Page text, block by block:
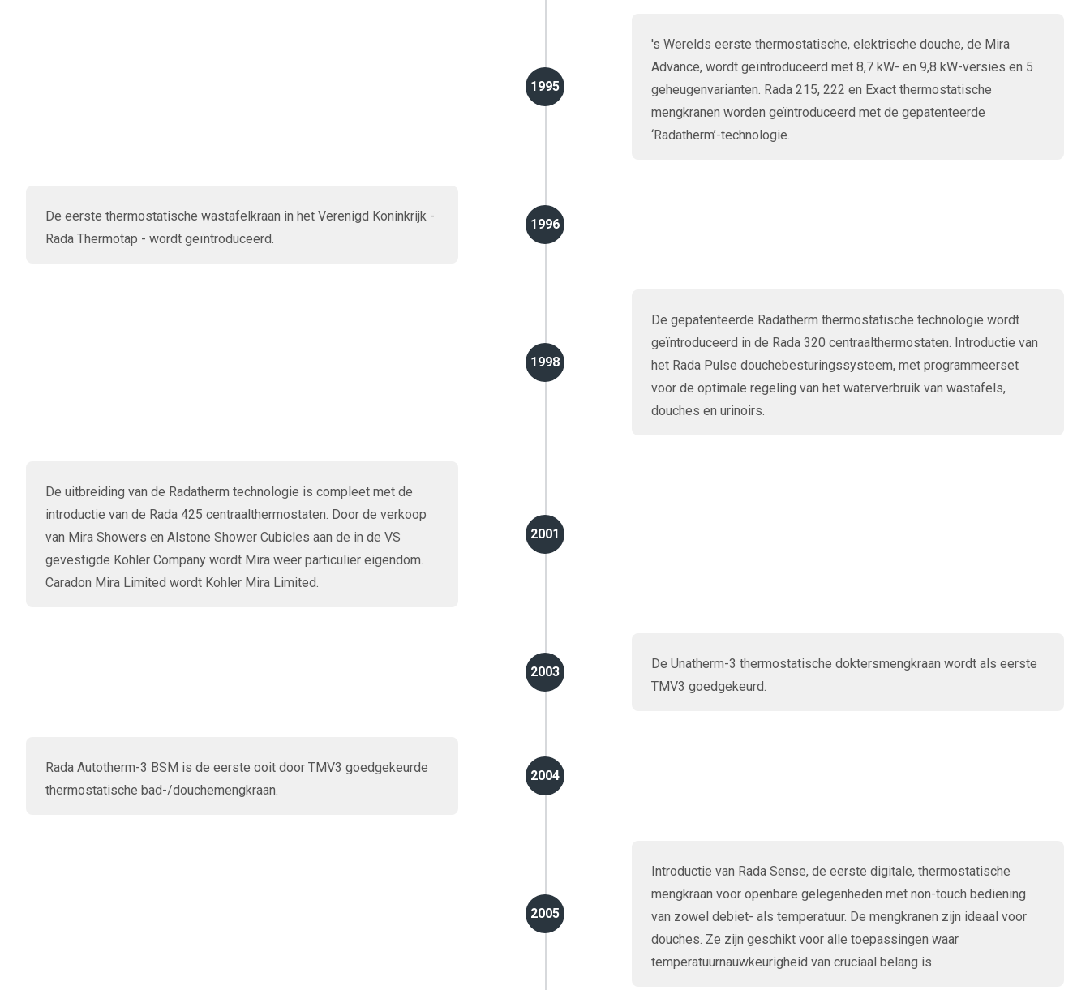
1995
's Werelds eerste thermostatische, elektrische douche, de Mira
Advance, wordt geïntroduceerd met 8,7 kW- en 9,8 kW-versies en 5
geheugenvarianten. Rada 215, 222 en Exact thermostatische
mengkranen worden geïntroduceerd met de gepatenteerde
‘Radatherm’-technologie.
1996
De eerste thermostatische wastafelkraan in het Verenigd Koninkrijk -
Rada Thermotap - wordt geïntroduceerd.
1998
De gepatenteerde Radatherm thermostatische technologie wordt
geïntroduceerd in de Rada 320 centraalthermostaten. Introductie van
het Rada Pulse douchebesturingssysteem, met programmeerset
voor de optimale regeling van het waterverbruik van wastafels,
douches en urinoirs.
2001
De uitbreiding van de Radatherm technologie is compleet met de
introductie van de Rada 425 centraalthermostaten. Door de verkoop
van Mira Showers en Alstone Shower Cubicles aan de in de VS
gevestigde Kohler Company wordt Mira weer particulier eigendom.
Caradon Mira Limited wordt Kohler Mira Limited.
2003
De Unatherm-3 thermostatische doktersmengkraan wordt als eerste
TMV3 goedgekeurd.
2004
Rada Autotherm-3 BSM is de eerste ooit door TMV3 goedgekeurde
thermostatische bad-/douchemengkraan.
2005
Introductie van Rada Sense, de eerste digitale, thermostatische
mengkraan voor openbare gelegenheden met non-touch bediening
van zowel debiet- als temperatuur. De mengkranen zijn ideaal voor
douches. Ze zijn geschikt voor alle toepassingen waar
temperatuurnauwkeurigheid van cruciaal belang is.